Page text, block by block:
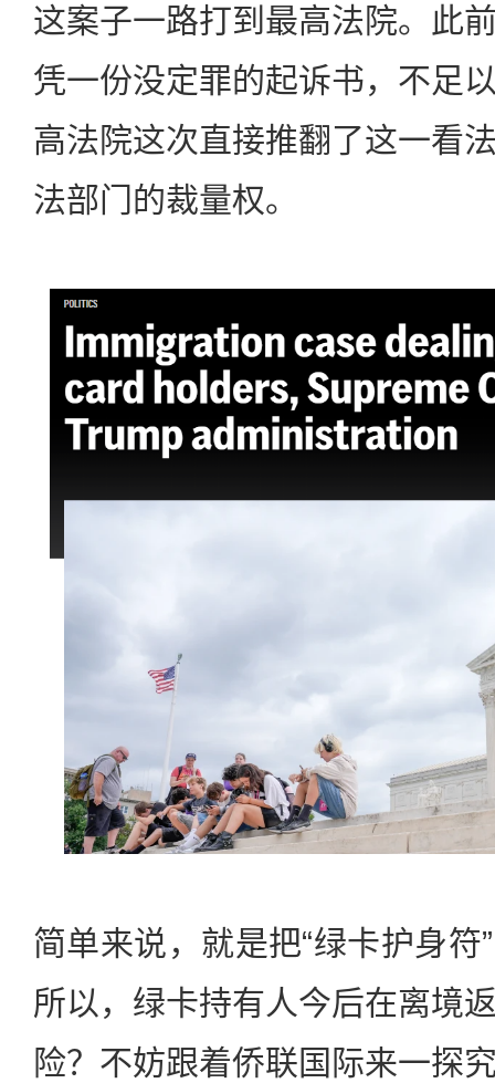
这案子一路打到最高法院。此
凭一份没定罪的起诉书，不足
高法院这次直接推翻了这一看
法部门的裁量权。
简单来说，就是把“绿卡护身符
所以，绿卡持有人今后在离境
险？不妨跟着侨联国际来一探